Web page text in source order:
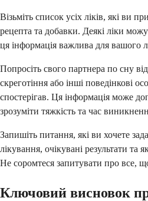
Візьміть список усіх ліків, які ви
рецепта та добавки. Деякі ліки
ця інформація важлива для вашого
Попросіть свого партнера по сну
скреготіння або інші поведінкові
спостерігав. Ця інформація може
зрозуміти тяжкість та час
Запишіть питання, які ви хочете
лікування, очікувані результати та
Не соромтеся запитувати про все,
Ключовий висновок